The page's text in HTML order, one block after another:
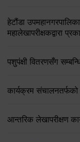
हेटौंडा
महालेखापरीक्षकद्वारा
पशुपंक्षी वितरणसँग
कार्यक्रम
आन्तरिक लेखापरीक्षण